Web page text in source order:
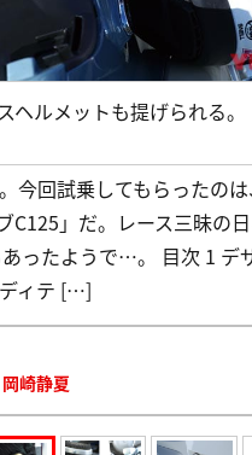
ルメットも提げられる。
今回試乗してもらったの
C125」だ。レース三昧の
ったようで…。 目次 1 デ
ィテ […]
崎静夏